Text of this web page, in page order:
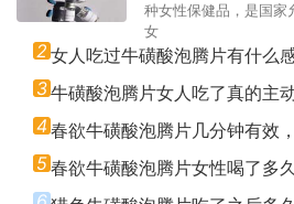
种女性保健品，是国家
女
2 女人吃过牛磺酸泡腾片有什么
3牛磺酸泡腾片女人吃了真的主
4 春欲牛磺酸泡腾片几分钟有效
5春欲牛磺酸泡腾片女性喝了多